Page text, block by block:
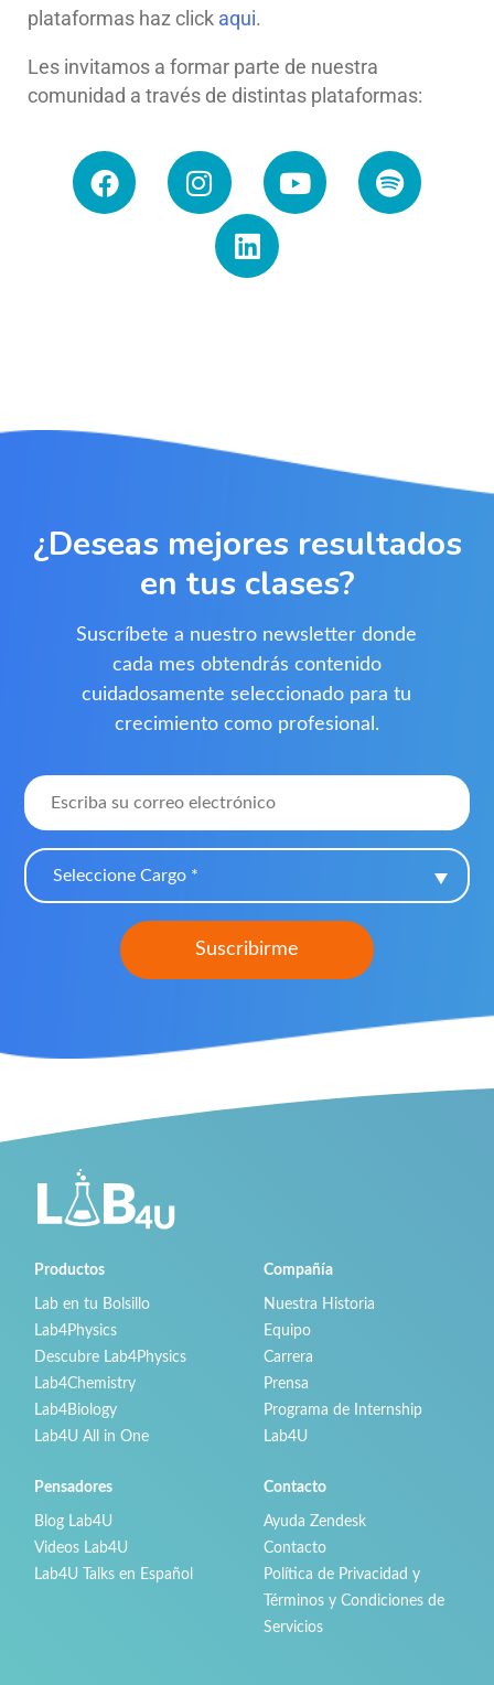
plataformas haz click aqui.
Les invitamos a formar parte de nuestra
comunidad a través de distintas plataformas:
¿Deseas mejores resultados
en tus clases?
Suscríbete a nuestro newsletter donde
cada mes obtendrás contenido
cuidadosamente seleccionado para tu
crecimiento como profesional.
Seleccione Cargo *
Productos
Lab en tu Bolsillo
Lab4Physics
Descubre Lab4Physics
Lab4Chemistry
Lab4Biology
Lab4U All in One
Compañía
Nuestra Historia
Equipo
Carrera
Prensa
Programa de Internship
Lab4U
Pensadores
Blog Lab4U
Videos Lab4U
Lab4U Talks en Español
Contacto
Ayuda Zendesk
Contacto
Política de Privacidad y
Términos y Condiciones de
Servicios